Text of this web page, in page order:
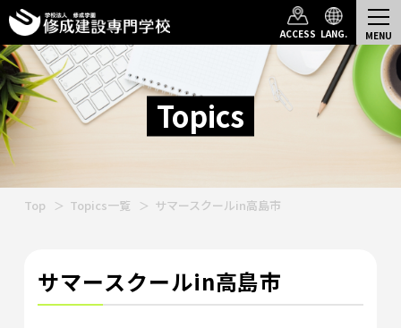
ACCESS LANG.
Topics
Top Topics一覧 サマースクールin高島市
サマースクールin高島市